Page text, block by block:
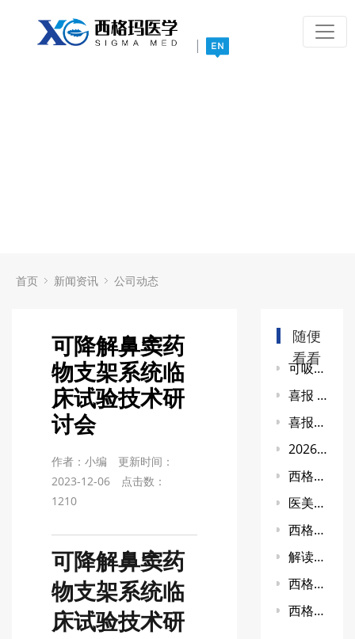
|
首页 新闻资讯 公司动态
可降解鼻窦药
物支架系统临
床试验技术研
讨会
作者：小编
更新时间：
2023-12-06
点击数：
1210
可降解鼻窦药
物支架系统临
床试验技术研
随便
看看
可吸收蚕丝骨钉临床试验技术研讨会
喜报 | 我中心参研的体外心肺支持辅助设备获批上市
喜报！我司助力一款医美品种顺利上市！
2026新版药物临床试验质量管理规范（GCP）全文解读(二)
西格玛医学助力康基唯精腔镜手术机器人获得III类医疗器械注册证
医美领域专业的领先CRO公司-南京西格玛医学
西格玛医学助力国内首个线雕产品菲翎线获得NMPA三类证书
解读巨子生物全球首款重组I型α1亚型胶原蛋白溶液审评报告(上):是填充再生，还是水光？
西格医学（873450）：拟转让所持有的西格玛医学（深圳）有限公司51%股权给自然人汪家卫
西格玛医学助力创新医疗器械“脊柱外科手术导航定位设备 ” 进入创新医疗器械绿色审批